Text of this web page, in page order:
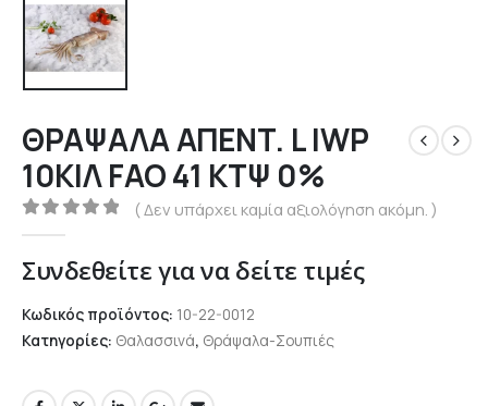
ΘΡΑΨΑΛΑ ΑΠΕΝΤ. L IWP
10ΚΙΛ FAO 41 ΚΤΨ 0%
0out of 5
( Δεν υπάρχει καμία αξιολόγηση ακόμη. )
Συνδεθείτε για να δείτε τιμές
Κωδικός προϊόντος: 10-22-0012
Κατηγορίες: Θαλασσινά, Θράψαλα-Σουπιές